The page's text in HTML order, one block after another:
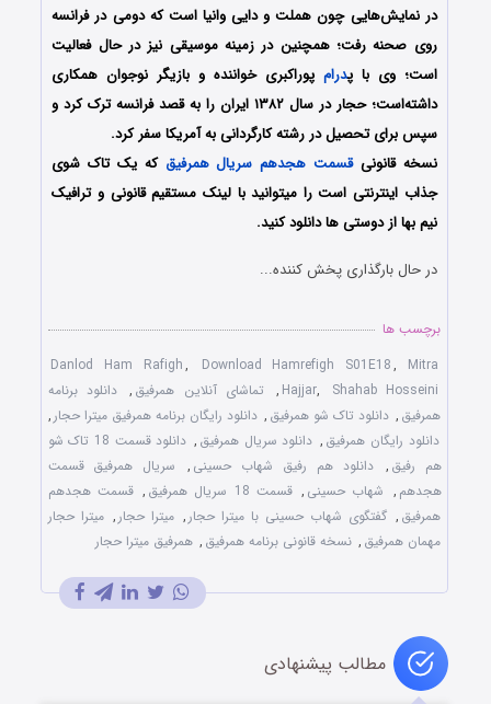
در نمایش‌هایی چون هملت و دایی وانیا است که دومی در فرانسه
روی صحنه رفت؛ همچنین در زمینه موسیقی نیز در حال فعالیت
است؛ وی با پدرام پوراکبری خواننده و بازیگر نوجوان همکاری
داشته‌است؛ حجار در سال ۱۳۸۲ ایران را به قصد فرانسه ترک کرد و
سپس برای تحصیل در رشته کارگردانی به آمریکا سفر کرد.
نسخه قانونیقسمت هجدهم سریال همرفیق که یک تاک شوی
جذاب اینترنتی است را میتوانید با لینک مستقیم قانونی و ترافیک
نیم بها از دوستی ها دانلود کنید.
در حال بارگذاری پخش کننده...
برچسب ها
Danlod Ham Rafigh, Download Hamrefigh S01E18, Mitra
Hajjar, Shahab Hosseini
, تماشای آنلاین همرفیق , دانلود برنامه
همرفیق , دانلود تاک شو همرفیق , دانلود رایگان برنامه همرفیق میترا حجار ,
دانلود رایگان همرفیق , دانلود سریال همرفیق ,
دانلود قسمت 18 تاک شو
هم رفیق , دانلود هم رفیق شهاب حسینی ,
سریال همرفیق قسمت
هجدهم , شهاب حسینی , قسمت 18 سریال همرفیق , قسمت هجدهم
همرفیق , گفتگوی شهاب حسینی با میترا حجار , میترا حجار , میترا حجار
مهمان همرفیق , نسخه قانونی برنامه همرفیق , همرفیق میترا حجار
مطالب پیشنهادی